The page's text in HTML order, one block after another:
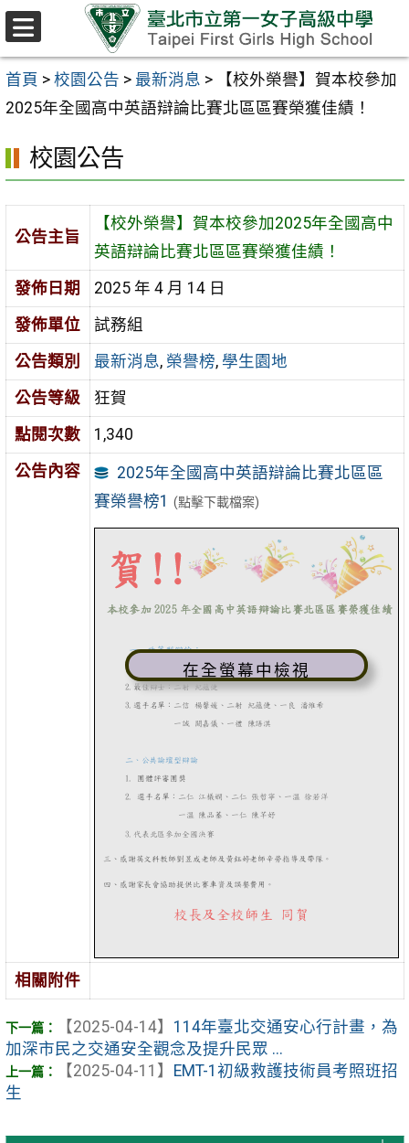
跳至主要內容區
首頁 > 校園公告 > 最新消息 >
【校外榮譽】賀本校參加
2025年全國高中英語辯論比賽北區區賽榮獲佳績！
校園公告
公告主旨
【校外榮譽】賀本校參加2025年全國高中
英語辯論比賽北區區賽榮獲佳績！
發佈日期
2025 年 4 月 14 日
發佈單位
試務組
公告類別
最新消息, 榮譽榜, 學生園地
公告等級
狂賀
點閱次數
1,340
公告內容
2025年全國高中英語辯論比賽北區區
賽榮譽榜1 (點擊下載檔案)
在全螢幕中檢視
相關附件
【2025-04-14】 114年臺北交通安心行計畫，為
加深市民之交通安全觀念及提升民眾 ...
【2025-04-11】 EMT-1初級救護技術員考照班招
生
選
單